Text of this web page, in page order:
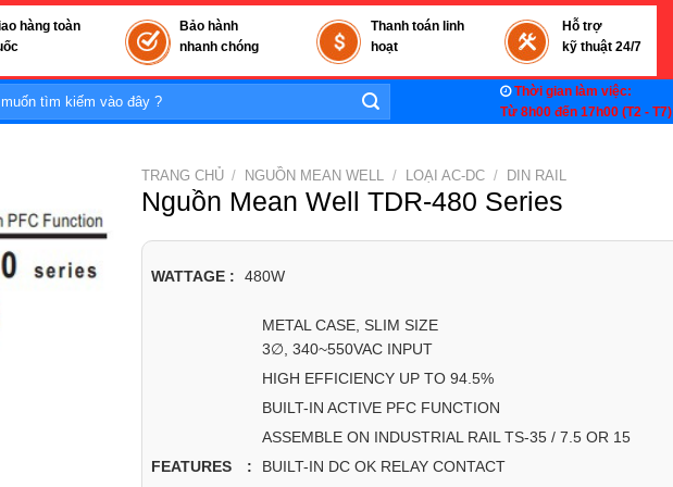
hàng toàn
Bảo hành
nhanh chóng
Thanh toán linh
hoạt
Hỗ trợ
kỹ thuật 24/7
Thời gian làm việc:
Từ 8h00 đến 17h00 (T2 - T7)
TRANG CHỦ / NGUỒN MEAN WELL / LOẠI AC-DC / DIN RAIL
Nguồn Mean Well TDR-480 Series
WATTAGE : 480W
FEATURES :
METAL CASE, SLIM SIZE
3∅, 340~550VAC INPUT
HIGH EFFICIENCY UP TO 94.5%
BUILT-IN ACTIVE PFC FUNCTION
ASSEMBLE ON INDUSTRIAL RAIL TS-35 / 7.5 OR 15
BUILT-IN DC OK RELAY CONTACT